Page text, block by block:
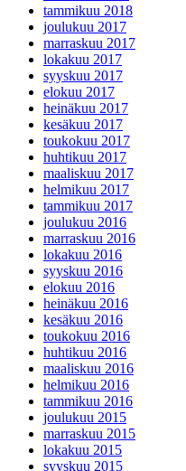
tammikuu 2018
joulukuu 2017
marraskuu 2017
lokakuu 2017
syyskuu 2017
elokuu 2017
heinäkuu 2017
kesäkuu 2017
toukokuu 2017
huhtikuu 2017
maaliskuu 2017
helmikuu 2017
tammikuu 2017
joulukuu 2016
marraskuu 2016
lokakuu 2016
syyskuu 2016
elokuu 2016
heinäkuu 2016
kesäkuu 2016
toukokuu 2016
huhtikuu 2016
maaliskuu 2016
helmikuu 2016
tammikuu 2016
joulukuu 2015
marraskuu 2015
lokakuu 2015
syyskuu 2015